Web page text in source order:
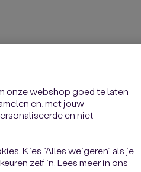
onze webshop goed te laten
en, met jouw
en niet-
Kies “Alles weigeren” als je
zelf in. Lees meer in ons